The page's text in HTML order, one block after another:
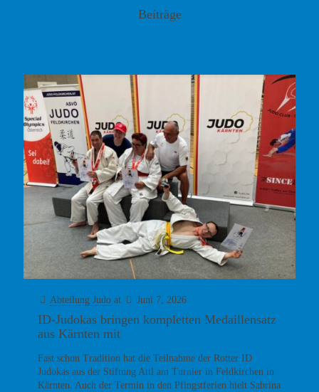
Beiträge
Abteilung Judo at Juni 7, 2026
ID-Judokas bringen kompletten Medaillensatz
aus Kärnten mit
Fast schon Tradition hat die Teilnahme der Rotter ID
Judokas aus der Stiftung Attl am Turnier in Feldkirchen in
Kärnten. Auch der Termin in den Pfingstferien hielt Sabrina